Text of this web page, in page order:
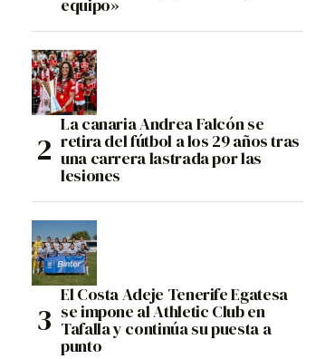
equipo»
La canaria Andrea Falcón se
retira del fútbol a los 29 años tras
una carrera lastrada por las
lesiones
El Costa Adeje Tenerife Egatesa
se impone al Athletic Club en
Tafalla y continúa su puesta a
punto